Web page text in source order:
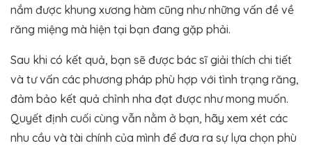
nắm được khung xương hàm cũng như những vấn đề về
răng miệng mà hiện tại bạn đang gặp phải.
Sau khi có kết quả, bạn sẽ được bác sĩ giải thích chi tiết
và tư vấn các phương pháp phù hợp với tình trạng răng,
đảm bảo kết quả chỉnh nha đạt được như mong muốn.
Quyết định cuối cùng vẫn nằm ở bạn, hãy xem xét các
nhu cầu và tài chính của mình để đưa ra sự lựa chọn phù